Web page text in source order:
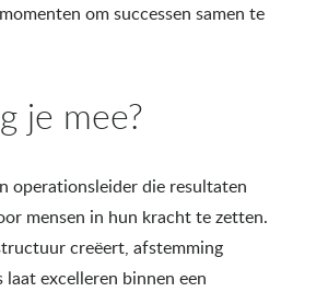
om successen samen te
je mee?
operationsleider die resultaten
mensen in hun kracht te zetten.
creëert, afstemming
laat excelleren binnen een